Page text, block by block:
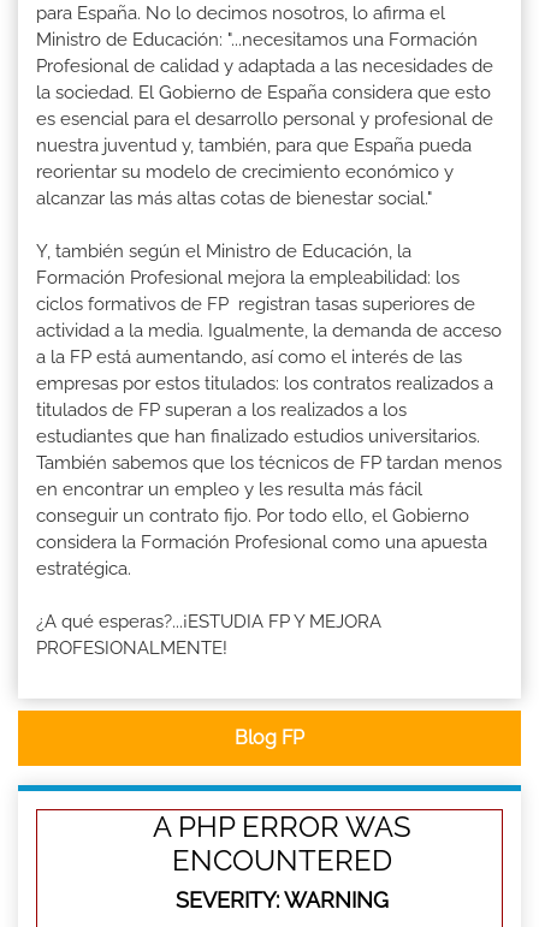
para España. No lo decimos nosotros, lo afirma el
Ministro de Educación: "...necesitamos una Formación
Profesional de calidad y adaptada a las necesidades de
la sociedad. El Gobierno de España considera que esto
es esencial para el desarrollo personal y profesional de
nuestra juventud y, también, para que España pueda
reorientar su modelo de crecimiento económico y
alcanzar las más altas cotas de bienestar social."
Y, también según el Ministro de Educación, la
Formación Profesional mejora la empleabilidad: los
ciclos formativos de FP registran tasas superiores de
actividad a la media. Igualmente, la demanda de acceso
a la FP está aumentando, así como el interés de las
empresas por estos titulados: los contratos realizados a
titulados de FP superan a los realizados a los
estudiantes que han finalizado estudios universitarios.
También sabemos que los técnicos de FP tardan menos
en encontrar un empleo y les resulta más fácil
conseguir un contrato fijo. Por todo ello, el Gobierno
considera la Formación Profesional como una apuesta
estratégica.
¿A qué esperas?...¡ESTUDIA FP Y MEJORA
PROFESIONALMENTE!
Blog FP
A PHP ERROR WAS
ENCOUNTERED
SEVERITY: WARNING